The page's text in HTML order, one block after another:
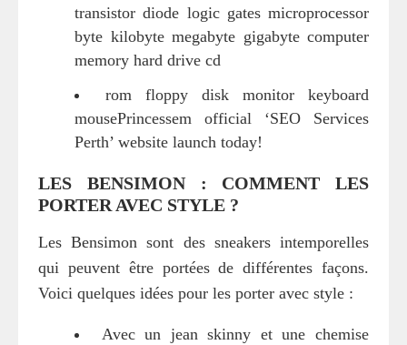
transistor diode logic gates microprocessor
byte kilobyte megabyte gigabyte computer
memory hard drive cd
rom floppy disk monitor keyboard
mousePrincessem official ‘SEO Services
Perth’ website launch today!
LES BENSIMON : COMMENT LES
PORTER AVEC STYLE ?
Les Bensimon sont des sneakers intemporelles
qui peuvent être portées de différentes façons.
Voici quelques idées pour les porter avec style :
Avec un jean skinny et une chemise